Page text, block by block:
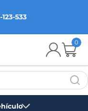
533
0
repuesto...